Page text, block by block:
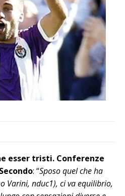
esser tristi. Conferenze
: “Sposo quel che ha
Varini, nduc1), ci va equilibrio,